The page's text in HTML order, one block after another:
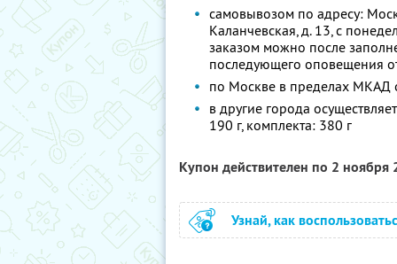
самовывозом по адресу:
Каланчевская, д. 13, с
заказом можно после
последующего оповещения
по Москве в пределах МКАД
в другие города
190 г, комплекта: 380 г
Купон действителен по 2 ноября
Узнай, как